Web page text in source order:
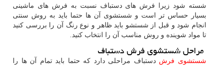
شسته شود زیرا فرش های دستباف نسبت به فرش های ماشینی
بسیار حساس تر است و شستشوی آن ها حتما باید به روش سنتی
انجام شود و قبل از شستشو باید ظاهر و نوع رنگ آن را بررسی کنید
تا مواد شوینده و روش مناسب آن را انتخاب کنید.
مراحل شستشوی فرش دستباف
شستشوی فرش دستباف مراحلی دارد که حتما باید تمام آن ها را